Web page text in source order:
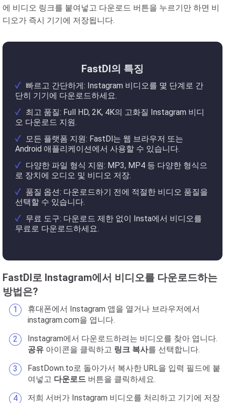
에 비디오 링크를 붙여넣고 다운로드 버튼을 누르기만 하면 비
디오가 즉시 기기에 저장됩니다.
FastDl의 특징
빠르고 간단하게: Instagram 비디오를 몇 단계로 간
단히 기기에 다운로드하세요.
최고 품질: Full HD, 2K, 4K의 고화질 Instagram 비디
오 다운로드 지원.
모든 플랫폼 지원: FastDl는 웹 브라우저 또는
Android 애플리케이션에서 사용할 수 있습니다.
다양한 파일 형식 지원: MP3, MP4 등 다양한 형식으
로 장치에 오디오 및 비디오 저장.
품질 옵션: 다운로드하기 전에 적절한 비디오 품질을
선택할 수 있습니다.
무료 도구: 다운로드 제한 없이 Insta에서 비디오를
무료로 다운로드하세요.
FastDl로 Instagram에서 비디오를 다운로드하는
방법은?
휴대폰에서 Instagram 앱을 열거나 브라우저에서
instagram.com을 엽니다.
Instagram에서 다운로드하려는 비디오를 찾아 엽니다.
공유 아이콘을 클릭하고 링크 복사를 선택합니다.
FastDown.to로 돌아가서 복사한 URL을 입력 필드에 붙
여넣고 다운로드 버튼을 클릭하세요.
저희 서버가 Instagram 비디오를 처리하고 기기에 저장